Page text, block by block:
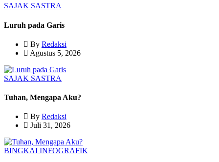
SAJAK SASTRA
Luruh pada Garis
By Redaksi
Agustus 5, 2026
SAJAK SASTRA
Tuhan, Mengapa Aku?
By Redaksi
Juli 31, 2026
BINGKAI INFOGRAFIK